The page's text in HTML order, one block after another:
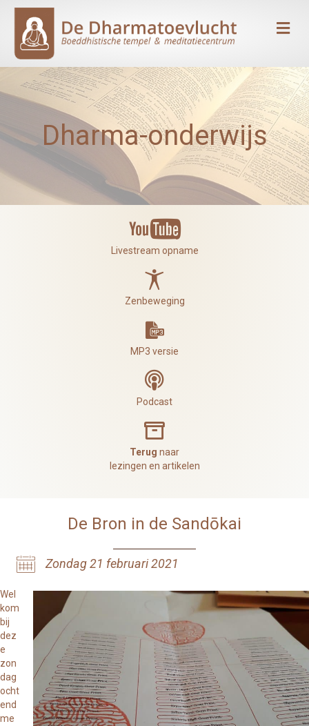
Dharma-onderwijs
Livestream opname
Livestream opname
Zenbeweging
Zenbeweging
MP3
MP3 versie
MP3
Podcast
Dharma archief
Terug naar
lezingen en artikelen
De Bron in de Sandōkai
Zondag 21 februari 2021
Wel
kom
bij
dez
e
zon
dag
ocht
end
me